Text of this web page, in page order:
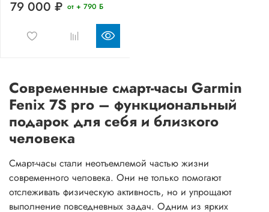
79 000 ₽ от + 790 Б
Современные смарт-часы Garmin
Fenix 7S pro – функциональный
подарок для себя и близкого
человека
Смарт-часы стали неотъемлемой частью жизни
современного человека. Они не только помогают
отслеживать физическую активность, но и упрощают
выполнение повседневных задач. Одним из ярких